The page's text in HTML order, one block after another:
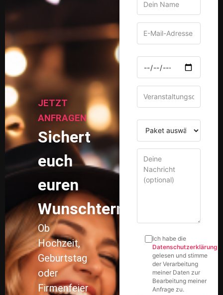
JETZT
ANFRAGEN
Sichert
euch
euren
Wunschtermin!
Ob
Hochzeit,
Geburtstag
oder
Firmenfeier
Ich habe die
Datenschutzerklärung
gelesen und stimme
der Verarbeitung
meiner Daten zur
Bearbeitung meiner
Anfrage zu.